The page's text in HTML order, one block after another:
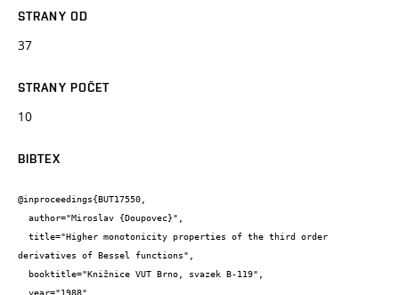
STRANY OD
37
STRANY POČET
10
BIBTEX
@inproceedings{BUT17550,
derivatives of Bessel functions",